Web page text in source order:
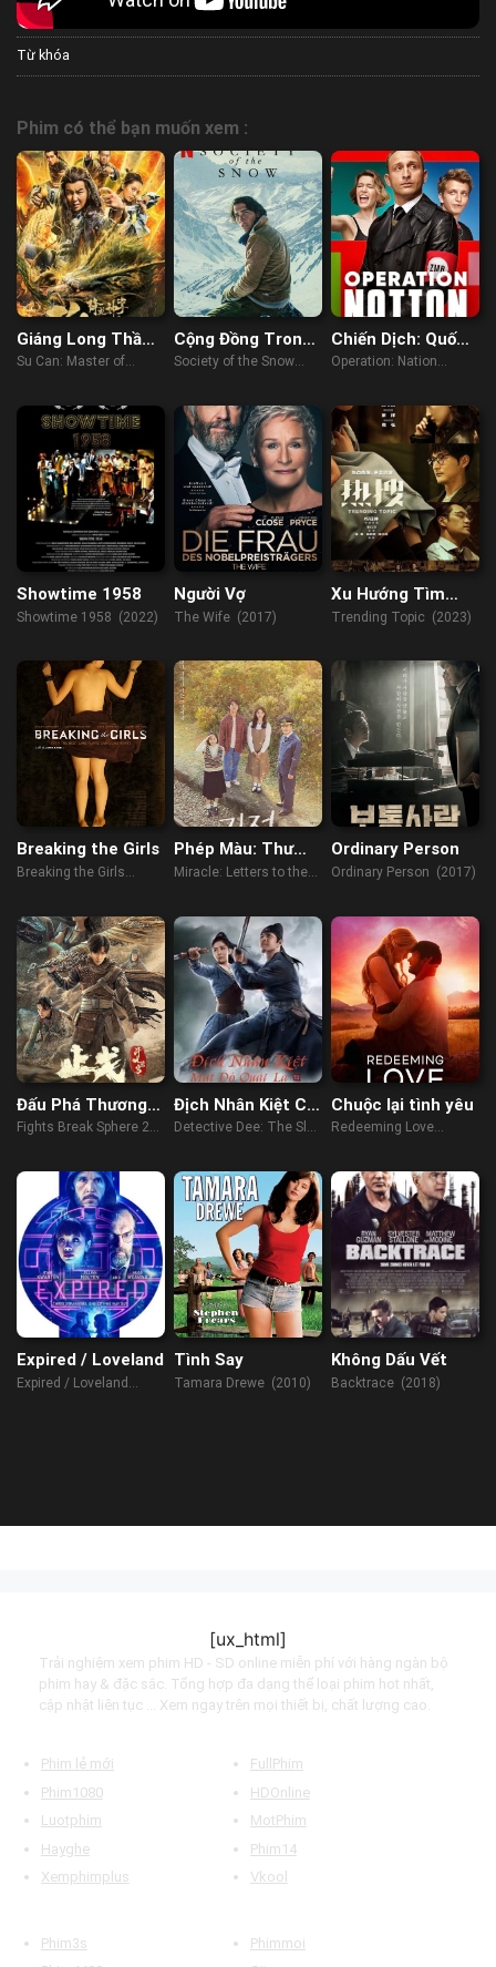
Từ khóa
Phim có thể bạn muốn xem :
Giáng Long Thần
Chưởng Tô Khất
Su Can: Master of
(2018)
Cộng Đồng Trong
Tuyết
Society of the Snow
Chiến Dịch: Quốc
Gia
Operation: Nation
Showtime 1958
Showtime 1958 (2022)
Người Vợ
The Wife (2017)
Xu Hướng Tìm
Kiếm
Trending Topic (2023)
Breaking the Girls
Breaking the Girls
Phép Màu: Thư
Gửi Tổng Thống
Miracle: Letters to the
Ordinary Person
Ordinary Person (2017)
Đấu Phá Thương
Khung 2: Ngừng
Fights Break Sphere 2
Địch Nhân Kiệt Chi
Mắt Đỏ Quái Lạ
Detective Dee: The Sly
Chuộc lại tình yêu
Redeeming Love
Expired / Loveland
Expired / Loveland
Tình Say
Tamara Drewe (2010)
Không Dấu Vết
Backtrace (2018)